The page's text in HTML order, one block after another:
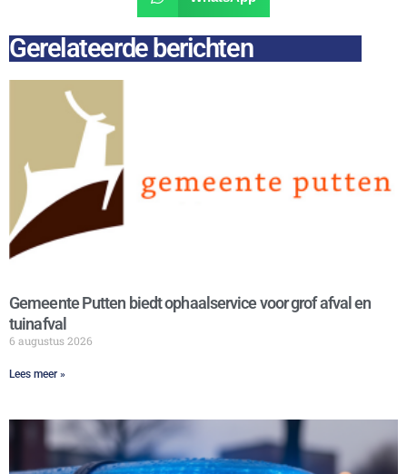
Gerelateerde berichten
Gemeente Putten biedt ophaalservice voor grof afval en
tuinafval
6 augustus 2026
Lees meer »